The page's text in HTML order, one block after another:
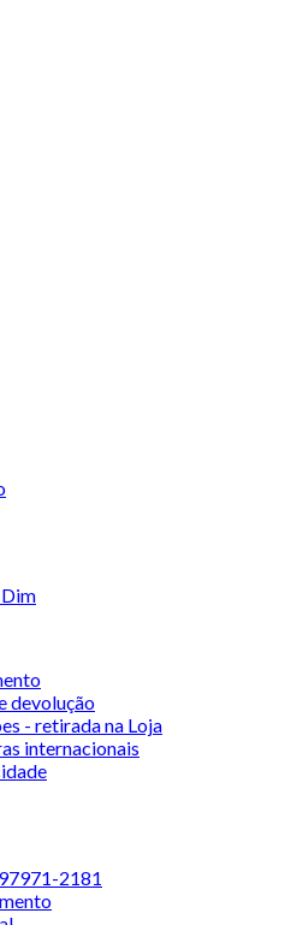
devolução
- retirada na Loja
internacionais
2181